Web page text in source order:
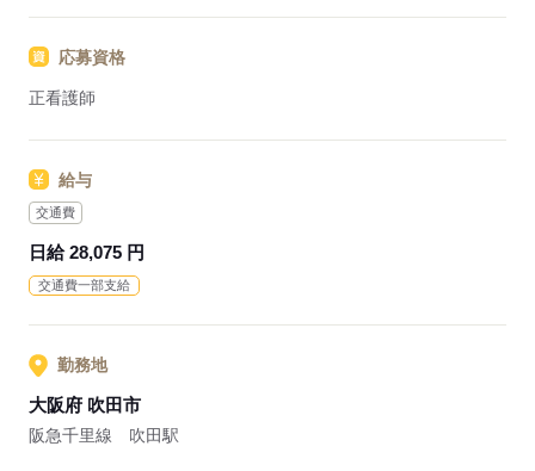
対応）
上記に付随する記録、申し送り業務
★介護業務の分担があります。（食事介助など）
しています。
す。
勤務でお願い致します。
応募資格
正看護師
給与
交通費
日給 28,075 円
交通費一部支給
勤務地
大阪府 吹田市
阪急千里線 吹田駅